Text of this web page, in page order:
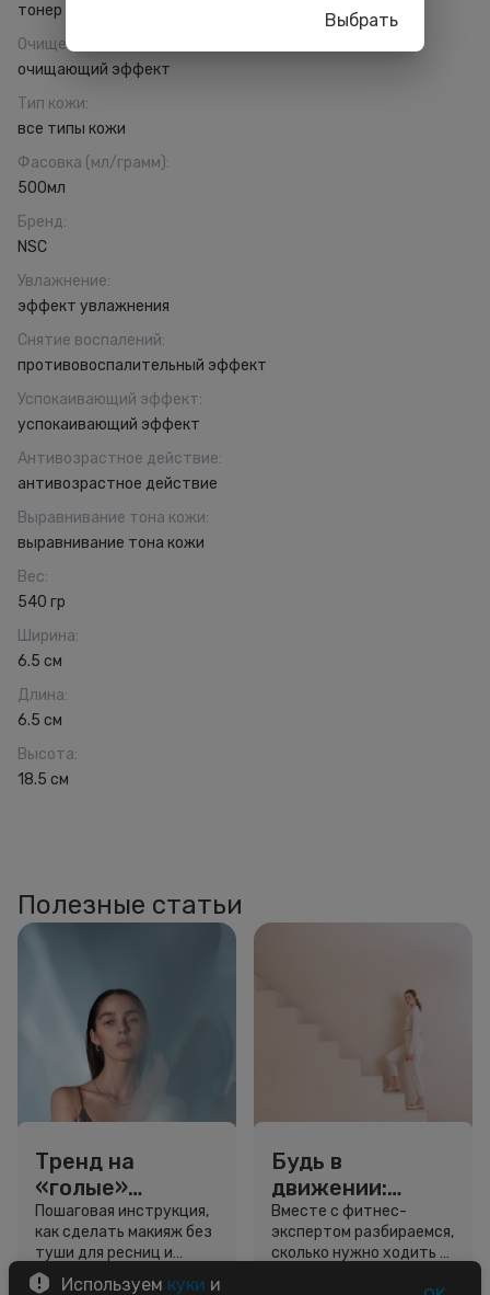
тонер
Очищение
очищающий эффект
Тип кожи:
все типы кожи
Фасовка (мл/грамм):
500мл
Бренд:
NSC
Увлажнение:
эффект увлажнения
Снятие воспалений:
противовоспалительный эффект
Успокаивающий эффект:
успокаивающий эффект
Антивозрастное действие:
антивозрастное действие
Выравнивание тона кожи:
выравнивание тона кожи
Вес:
540 гр
Ширина:
6.5 см
Длина:
6.5 см
Высота:
18.5 см
Полезные статьи
Тренд на
«голые»
ресницы: как
выглядеть
свежо, не
Пошаговая инструкция,
как сделать макияж без
туши для ресниц и
звёздный образ для
Будь в
движении:
сколько нужно
шагов для
красоты и
Вместе с фитнес-
экспертом разбираемся,
сколько нужно ходить и
Используем куки и
Выбрать